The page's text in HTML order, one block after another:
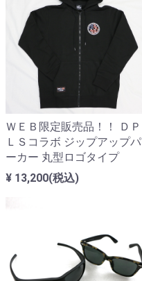
ＷＥＢ限定販売品！！ ＤＰ
ＬＳコラボ ジップアップパ
ーカー 丸型ロゴタイプ
¥ 13,200(税込)